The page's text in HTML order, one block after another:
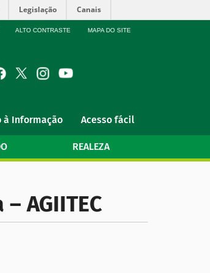
Legislação Canais
ALTO CONTRASTE MAPA DO SITE
à Informação Acesso fácil
REALEZA
AGIITEC